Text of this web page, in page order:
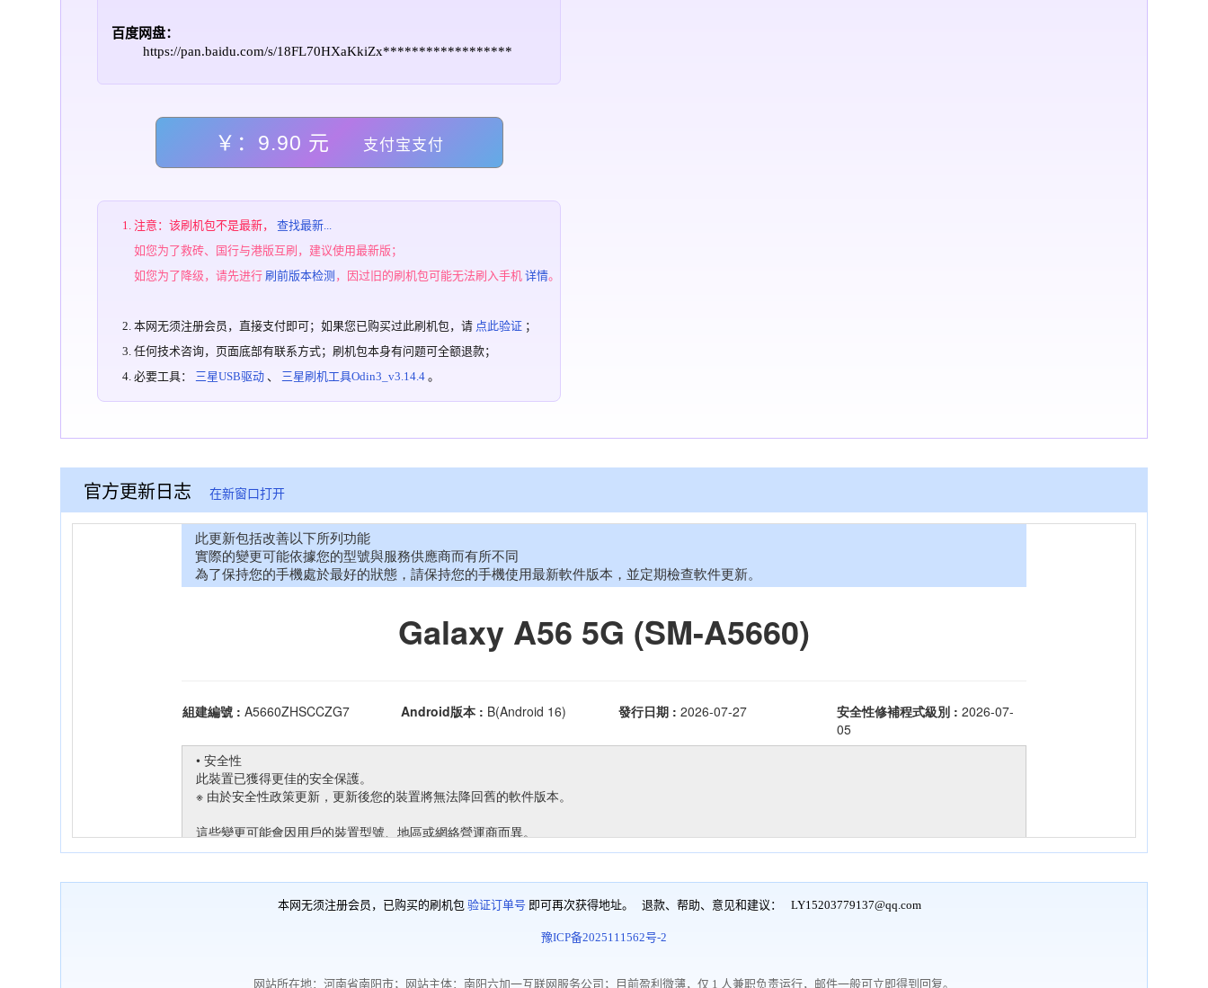
百度网盘：
https://pan.baidu.com/s/18FL70HXaKkiZx******************
￥：9.90 元 支付宝支付
注意：该刷机包不是最新，查找最新...
如您为了救砖、国行与港版互刷，建议使用最新版；
如您为了降级，请先进行 刷前版本检测 ，因过旧的刷机包可能无法刷入手机详情。
本网无须注册会员，直接支付即可；如果您已购买过此刷机包，请 点此验证 ；
任何技术咨询，页面底部有联系方式；刷机包本身有问题可全额退款；
必要工具： 三星USB驱动 、 三星刷机工具Odin3_v3.14.4 。
官方更新日志在新窗口打开
本网无须注册会员，已购买的刷机包 验证订单号 即可再次获得地址。 退款、帮助、意见和建议： LY15203779137@qq.com
豫ICP备2025111562号-2
网站所在地：河南省南阳市；网站主体：南阳六加一互联网服务公司；目前盈利微薄，仅 1 人兼职负责运行，邮件一般可立即得到回复。